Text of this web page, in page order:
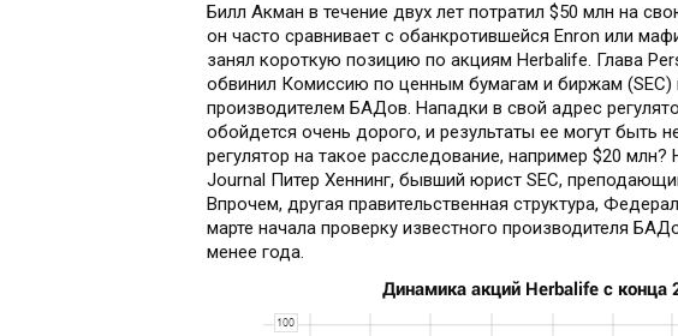
Билл Акман в течение двух лет потратил $50 млн на
он часто сравнивает с обанкротившейся Enron или
занял короткую позицию по акциям Herbalife. Глава
обвинил Комиссию по ценным бумагам и биржам (SEC)
производителем БАДов. Нападки в свой адрес
обойдется очень дорого, и результаты ее могут быть
регулятор на такое расследование, например $20
Journal Питер Хеннинг, бывший юрист SEC,
Впрочем, другая правительственная структура,
марте начала проверку известного производителя
менее года.
Динамика акций Herbalife с конца